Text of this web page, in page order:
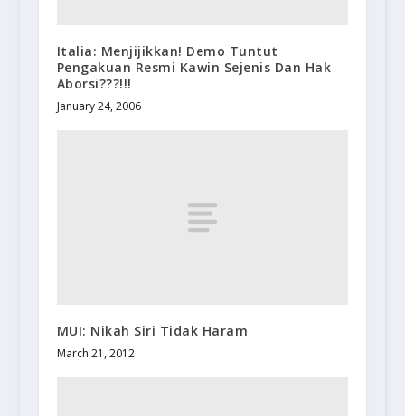
Italia: Menjijikkan! Demo Tuntut
Pengakuan Resmi Kawin Sejenis Dan Hak
Aborsi???!!!
January 24, 2006
MUI: Nikah Siri Tidak Haram
March 21, 2012